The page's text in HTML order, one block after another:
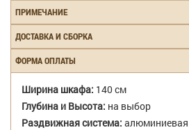
ПРИМЕЧАНИЕ
ДОСТАВКА И СБОРКА
ФОРМА ОПЛАТЫ
Ширина шкафа: 140 см
Глубина и Высота: на выбор
Раздвижная система: